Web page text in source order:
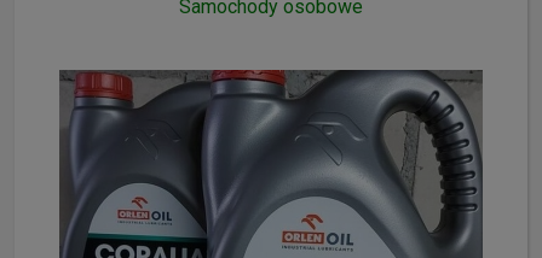
Samochody osobowe